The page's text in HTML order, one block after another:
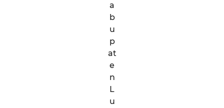
a
b
u
p
at
e
n
L
u